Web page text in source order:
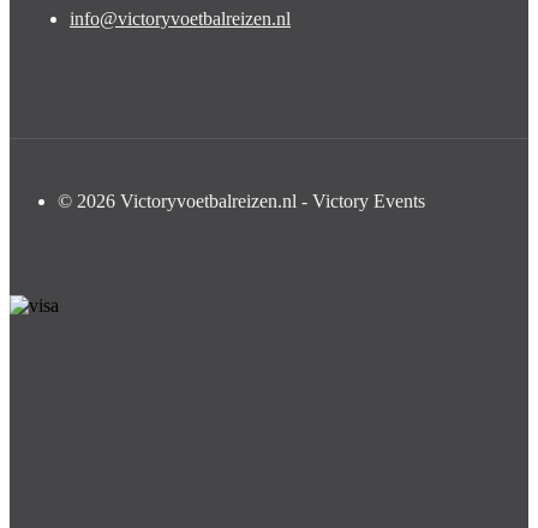
info@victoryvoetbalreizen.nl
© 2026 Victoryvoetbalreizen.nl - Victory Events